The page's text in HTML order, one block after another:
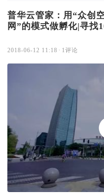
普华云管家：用“众创
网”的模式做孵化|寻找
2018-06-12 11:18 · 1评论